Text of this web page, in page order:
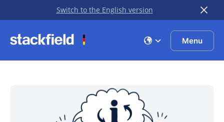
Zu Hauptinhalt springen
Switch to the English version
Menu